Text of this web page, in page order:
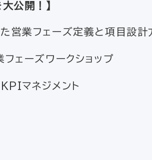
公開！】
営業フェーズ定義と項目設計
ェーズワークショップ
マネジメント